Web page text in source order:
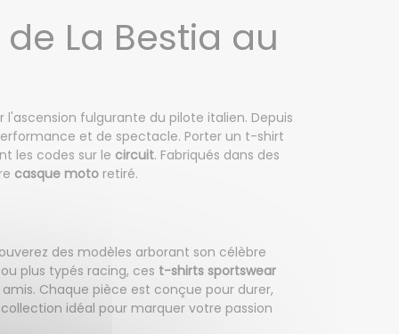
La Bestia au
fulgurante du pilote italien. Depuis
et de spectacle. Porter un t-shirt
les codes sur le circuit. Fabriqués dans des
casque moto retiré.
des modèles arborant son célèbre
plus typés racing, ces t-shirts sportswear
Chaque pièce est conçue pour durer,
idéal pour marquer votre passion